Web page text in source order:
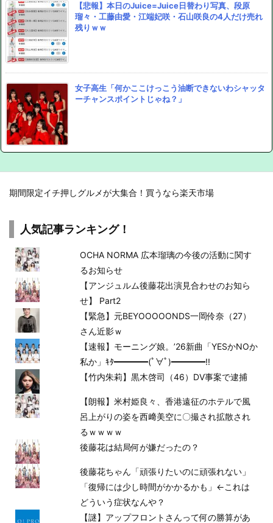
【悲報】本日のJuice=Juice日替わり写真、段原
瑠々・工藤由愛・江端妃咲・石山咲良の4人だけ売れ
残りｗｗ
女子高生「何かここけっこう油断できないわシャッタ
ーチャンスポイントじゃね？」
期間限定イチ押しグルメが大集合！買うなら楽天市場
人気記事ランキング！
OCHA NORMA 広本瑠璃の今後の活動に関す
るお知らせ
【アンジュルム後藤花出演見合わせのお知ら
せ】 Part2
【緊急】元BEYOOOOONDS一岡伶奈（27）
さん近影ｗ
【速報】モーニング娘。’26新曲「YESかNOか
私か」ｷﾀ━━━━(ﾟ∀ﾟ)━━━━!!
【竹内朱莉】黒木啓司（46）DV事案で逮捕
【朗報】米村姫良々、香港遠征のホテルで風
呂上がりの姿を西﨑美空に〇撮され拡散され
るｗｗｗｗ
後藤花は結局何が嫌だったの？
後藤花ちゃん「頑張りたいのに頑張れない」
「復帰には少し時間がかかるかも」←これは
どういう症状なんや？
【謎】アップフロントさんって何の勝算があ